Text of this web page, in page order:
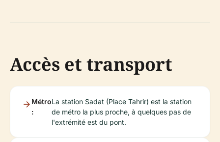
Accès et transport
Métro
:
La station Sadat (Place Tahrir) est la station
de métro la plus proche, à quelques pas de
l'extrémité est du pont.